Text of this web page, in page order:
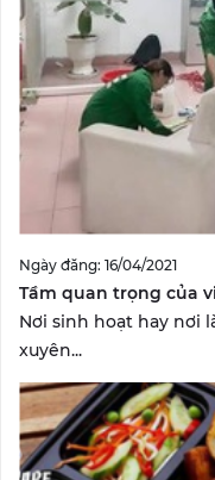
Ngày đăng: 16/04/2021
Tầm quan trọng của
Nơi sinh hoạt hay nơi
xuyên...